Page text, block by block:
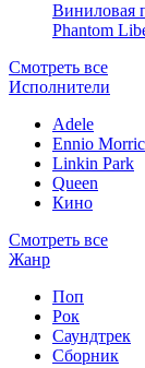
Виниловая
Phantom
Смотреть все
Исполнители
Adele
Ennio
Linkin Park
Queen
Кино
Смотреть все
Жанр
Поп
Рок
Саундтрек
Сборник